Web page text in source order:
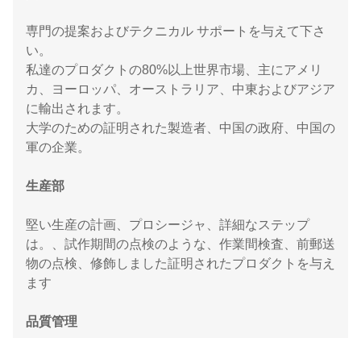
専門の提案およびテクニカル サポートを与えて下さ
い。
私達のプロダクトの80%以上世界市場、主にアメリ
カ、ヨーロッパ、オーストラリア、中東およびアジア
に輸出されます。
大学のための証明された製造者、中国の政府、中国の
軍の企業。
生産部
堅い生産の計画、プロシージャ、詳細なステップ
は。、試作期間の点検のような、作業間検査、前郵送
物の点検、修飾しました証明されたプロダクトを与え
ます
品質管理